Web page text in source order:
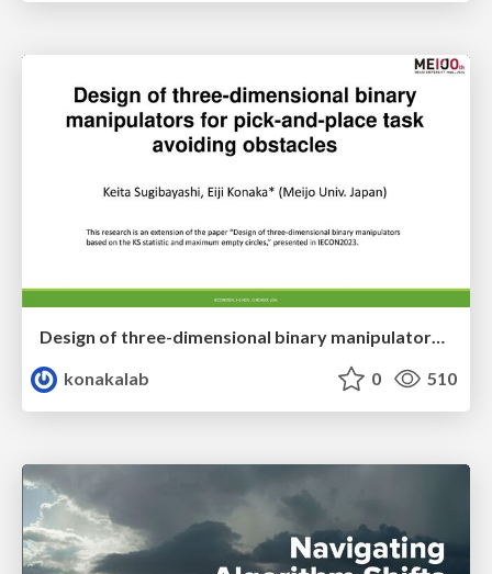
konakalab
0 510